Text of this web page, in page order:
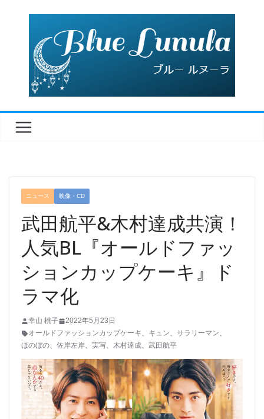
ニュース 映像・CD
武田航平&木村達成共演！
人気BL『オールドファッ
ションカップケーキ』ド
ラマ化
幸山 桃子
2022年5月23日
オールドファッションカップケーキ、 キュン、 サラリーマン、
ほのぼの、 佐岸左岸、 実写、 木村達成、 武田航平